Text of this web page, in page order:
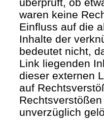
waren keine
Einfluss auf die
Inhalte der
bedeutet nicht,
Link liegenden
dieser externen
auf
unverzüglich